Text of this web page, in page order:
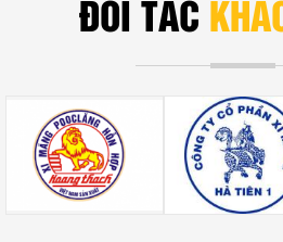
ĐỐI TÁC